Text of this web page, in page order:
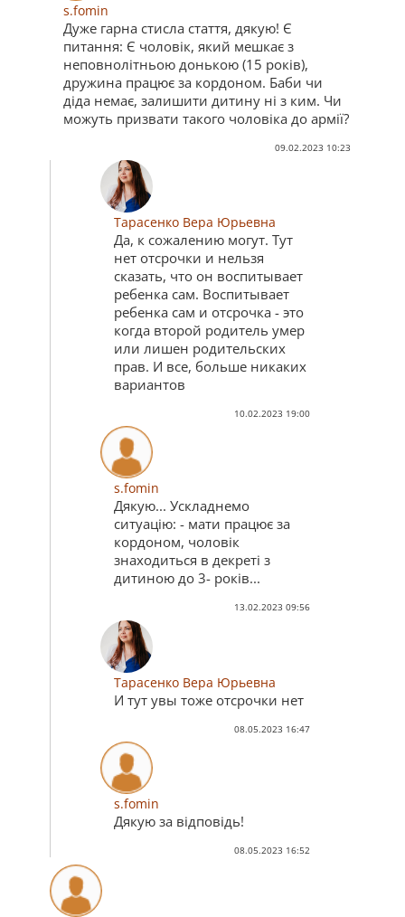
s.fomin
Дуже гарна стисла стаття, дякую! Є
питання: Є чоловік, який мешкає з
неповнолітньою донькою (15 років),
дружина працює за кордоном. Баби чи
діда немає, залишити дитину ні з ким. Чи
можуть призвати такого чоловіка до армії?
09.02.2023 10:23
Тарасенко Вера Юрьевна
Да, к сожалению могут. Тут
нет отсрочки и нельзя
сказать, что он воспитывает
ребенка сам. Воспитывает
ребенка сам и отсрочка - это
когда второй родитель умер
или лишен родительских
прав. И все, больше никаких
вариантов
10.02.2023 19:00
s.fomin
Дякую... Ускладнемо
ситуацію: - мати працює за
кордоном, чоловік
знаходиться в декреті з
дитиною до 3- років...
13.02.2023 09:56
Тарасенко Вера Юрьевна
И тут увы тоже отсрочки нет
08.05.2023 16:47
s.fomin
Дякую за відповідь!
08.05.2023 16:52